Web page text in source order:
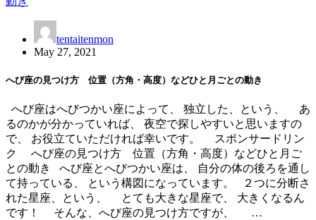
tentaitenmon
May 27, 2021
へび座の見つけ方 位置（方角・高度）などひと月ごとの動き
へび座はへびつかい座によって、 独立した、という、 あ
るのかが分かっていれば、 夜空で探しやすいと思いますの
で、 お役立ていただければ幸いです。 スポンサードリン
ク へび座の見つけ方 位置（方角・高度）などひと月ご
との動き へび座とへびつかい座は、 自分の体の後ろを通し
て持っている、 という構図になっています。 ２つに分断さ
れた星座、という、 とても大きな星座で、 大きくなるん
です！ そんな、へび座の見つけ方ですが、 …